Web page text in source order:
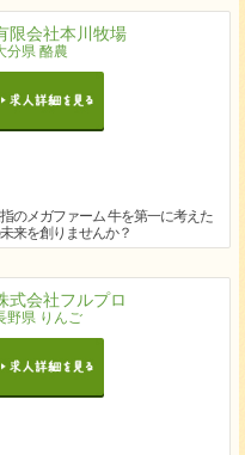
限会社本川牧場
分県 酪農
のメガファーム 牛を第一に考えた
来を創りませんか？
式会社フルプロ
野県 りんご